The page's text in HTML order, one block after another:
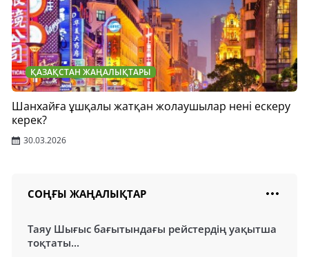
ҚАЗАҚСТАН ЖАҢАЛЫҚТАРЫ
Шанхайға ұшқалы жатқан жолаушылар нені ескеру
керек?
30.03.2026
СОҢҒЫ ЖАҢАЛЫҚТАР
Таяу Шығыс бағытындағы рейстердің уақытша
тоқтаты...